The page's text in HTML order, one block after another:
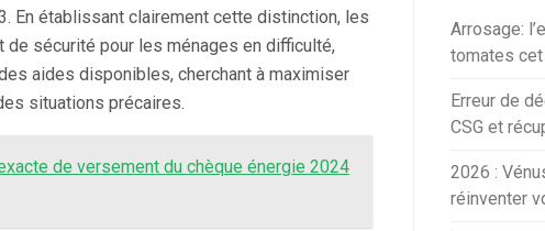
En établissant clairement cette distinction, les
sécurité pour les ménages en difficulté,
aides disponibles, cherchant à maximiser
situations précaires.
de versement du chèque énergie 2024
Arrosage:
tomates
Erreur de
CSG et
2026 :
réinventer